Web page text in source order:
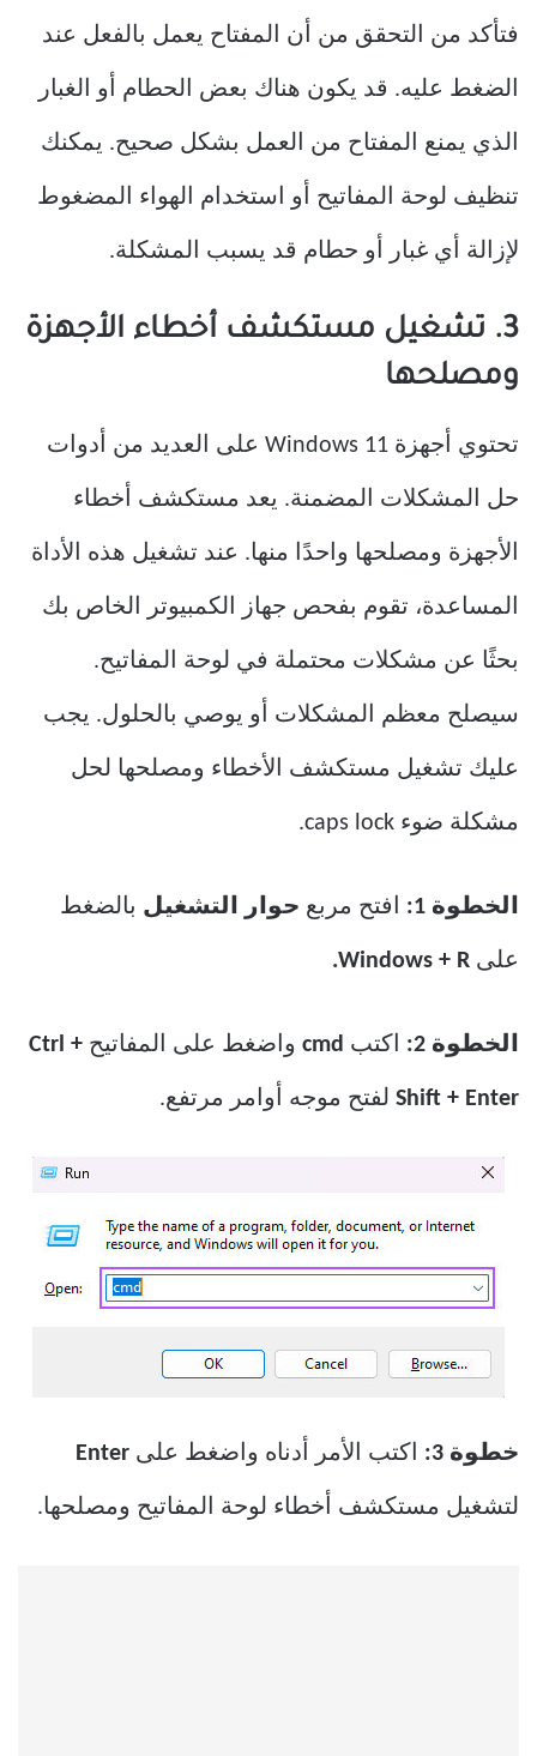
فتأكد من التحقق من أن المفتاح يعمل بالفعل عند
الضغط عليه. قد يكون هناك بعض الحطام أو الغبار
الذي يمنع المفتاح من العمل بشكل صحيح. يمكنك
تنظيف لوحة المفاتيح أو استخدام الهواء المضغوط
لإزالة أي غبار أو حطام قد يسبب المشكلة.
3. تشغيل مستكشف أخطاء الأجهزة
ومصلحها
تحتوي أجهزة Windows 11 على العديد من أدوات
حل المشكلات المضمنة. يعد مستكشف أخطاء
الأجهزة ومصلحها واحدًا منها. عند تشغيل هذه الأداة
المساعدة، تقوم بفحص جهاز الكمبيوتر الخاص بك
بحثًا عن مشكلات محتملة في لوحة المفاتيح.
سيصلح معظم المشكلات أو يوصي بالحلول. يجب
عليك تشغيل مستكشف الأخطاء ومصلحها لحل
مشكلة ضوء caps lock.
الخطوة 1: افتح مربع حوار التشغيل بالضغط
على Windows + R.
الخطوة 2: اكتب cmd واضغط على المفاتيح Ctrl +
Shift + Enter لفتح موجه أوامر مرتفع.
خطوة 3: اكتب الأمر أدناه واضغط على Enter
لتشغيل مستكشف أخطاء لوحة المفاتيح ومصلحها.